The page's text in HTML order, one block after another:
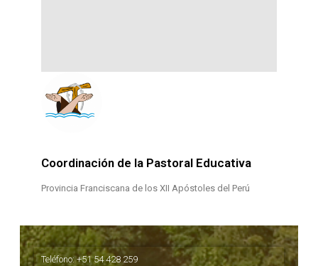
Coordinación de la Pastoral Educativa
Provincia Franciscana de los XII Apóstoles del Perú
Teléfono: +51 54 428 259